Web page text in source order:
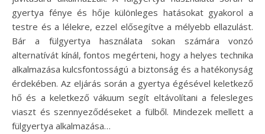
gyertya fénye és hője különleges hatásokat gyakorol a
testre és a lélekre, ezzel elősegítve a mélyebb ellazulást.
Bár a fülgyertya használata sokan számára vonzó
alternatívát kínál, fontos megérteni, hogy a helyes technika
alkalmazása kulcsfontosságú a biztonság és a hatékonyság
érdekében. Az eljárás során a gyertya égésével keletkező
hő és a keletkező vákuum segít eltávolítani a felesleges
viaszt és szennyeződéseket a fülből. Mindezek mellett a
fülgyertya alkalmazása…